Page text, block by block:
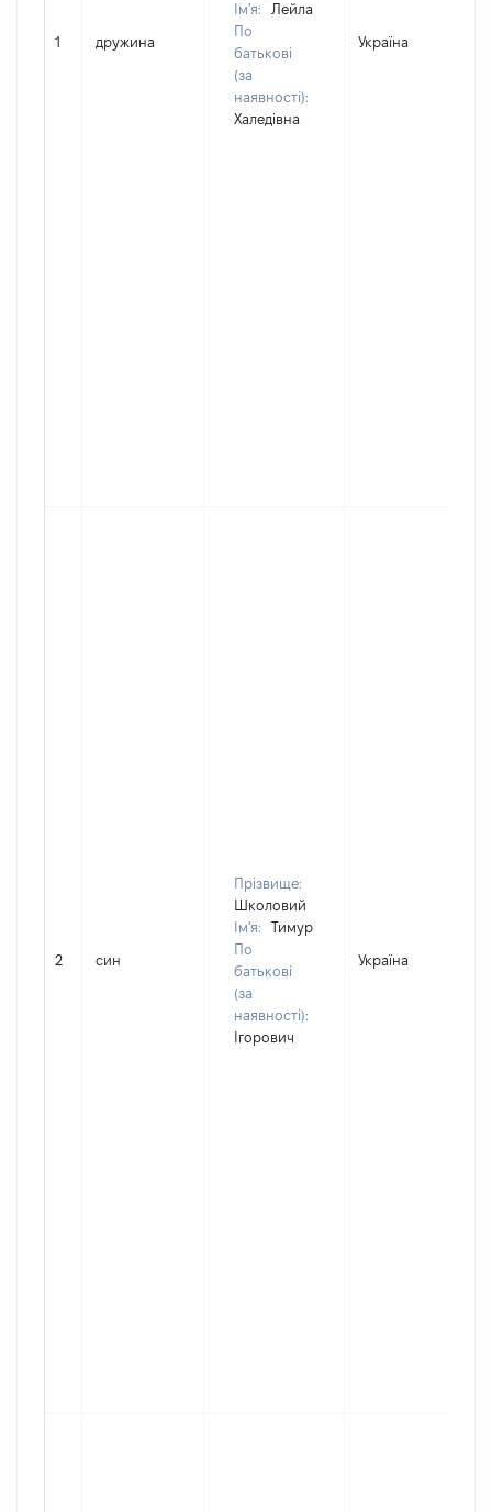
1 дружина
Ім'я:
Лейла
По
батькові
(за
наявності):
Халедівна
Україна
2 син
Прізвище:
Школовий
Ім'я:
Тимур
По
батькові
(за
наявності):
Ігорович
Україна